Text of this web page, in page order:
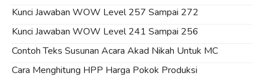
Kunci Jawaban WOW Level 257 Sampai 272
Kunci Jawaban WOW Level 241 Sampai 256
Contoh Teks Susunan Acara Akad Nikah Untuk MC
Cara Menghitung HPP Harga Pokok Produksi